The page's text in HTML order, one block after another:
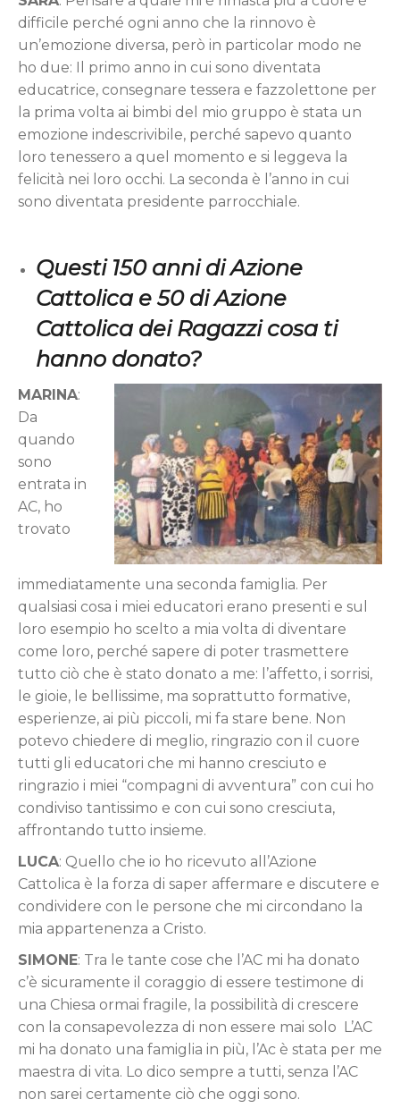
difficile perché ogni anno che la rinnovo è
un’emozione diversa, però in particolar modo ne
ho due: Il primo anno in cui sono diventata
educatrice, consegnare tessera e fazzolettone per
la prima volta ai bimbi del mio gruppo è stata un
emozione indescrivibile, perché sapevo quanto
loro tenessero a quel momento e si leggeva la
felicità nei loro occhi. La seconda è l’anno in cui
sono diventata presidente parrocchiale.
Questi 150 anni di Azione
Cattolica e 50 di Azione
Cattolica dei Ragazzi cosa ti
hanno donato?
MARINA:
Da
quando
sono
entrata in
AC, ho
trovato
immediatamente una seconda famiglia. Per
qualsiasi cosa i miei educatori erano presenti e sul
loro esempio ho scelto a mia volta di diventare
come loro, perché sapere di poter trasmettere
tutto ciò che è stato donato a me: l’affetto, i sorrisi,
le gioie, le bellissime, ma soprattutto formative,
esperienze, ai più piccoli, mi fa stare bene. Non
potevo chiedere di meglio, ringrazio con il cuore
tutti gli educatori che mi hanno cresciuto e
ringrazio i miei “compagni di avventura” con cui ho
condiviso tantissimo e con cui sono cresciuta,
affrontando tutto insieme.
LUCA: Quello che io ho ricevuto all’Azione
Cattolica è la forza di saper affermare e discutere e
condividere con le persone che mi circondano la
mia appartenenza a Cristo.
SIMONE: Tra le tante cose che l’AC mi ha donato
c’è sicuramente il coraggio di essere testimone di
una Chiesa ormai fragile, la possibilità di crescere
con la consapevolezza di non essere mai solo L’AC
mi ha donato una famiglia in più, l’Ac è stata per me
maestra di vita. Lo dico sempre a tutti, senza l’AC
non sarei certamente ciò che oggi sono.